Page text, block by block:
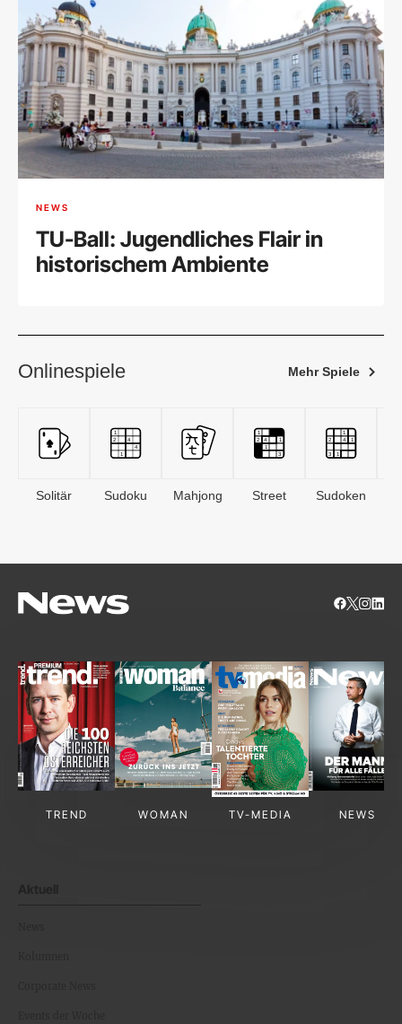
NEWS
TU-Ball: Jugendliches Flair in
historischem Ambiente
Onlinespiele Mehr Spiele
Solitär Sudoku Mahjong Street Sudoken
TREND WOMAN TV-MEDIA NEWS